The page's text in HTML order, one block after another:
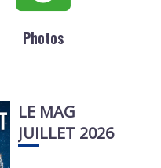
Photos
LE MAG
JUILLET 2026